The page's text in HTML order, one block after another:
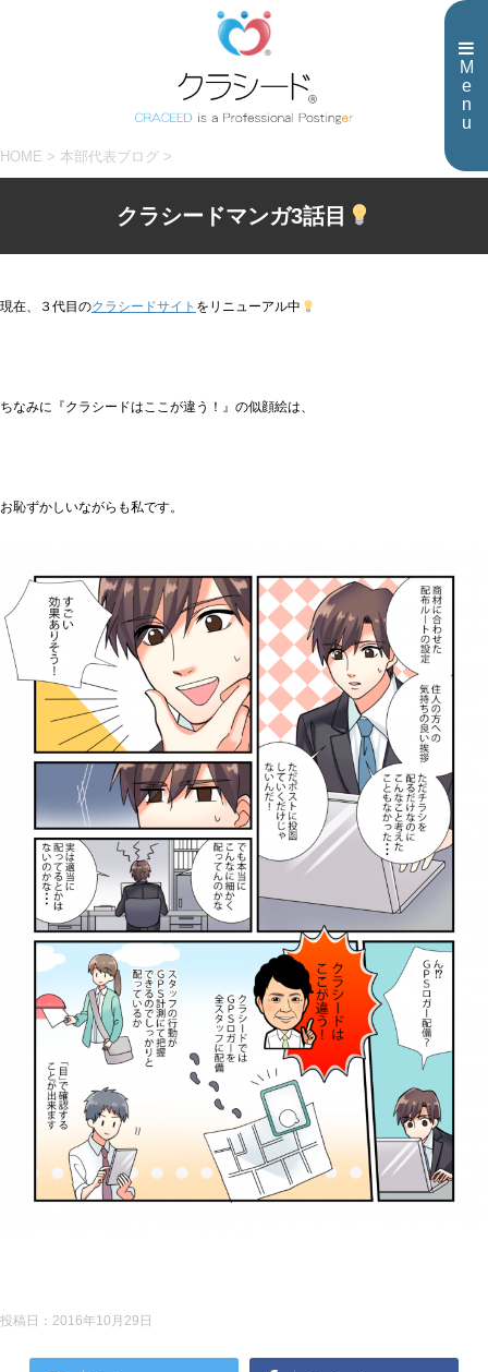
M
e
n
u
HOME > 本部代表ブログ >
クラシードマンガ3話目
現在、３代目のクラシードサイト をリニューアル中
ちなみに『クラシードはここが違う！』の似顔絵は、
お恥ずかしいながらも私です。
投稿日： 2016年10月29日